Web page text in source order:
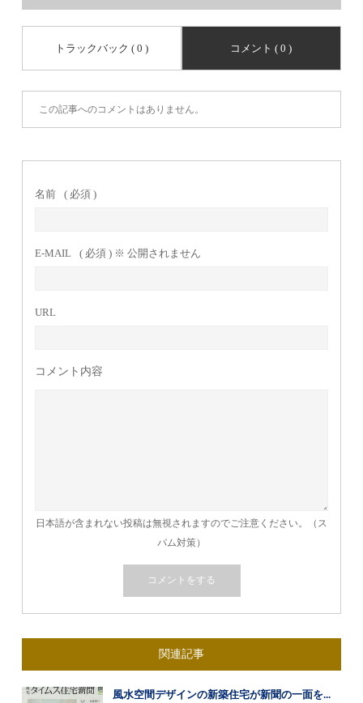
トラックバック ( 0 ) コメント ( 0 )
この記事へのコメントはありません。
名前 ( 必須 )
E-MAIL ( 必須 ) ※ 公開されません
URL
コメント内容
日本語が含まれない投稿は無視されますのでご注意ください。（ス
パム対策）
関連記事
風水空間デザインの新築住宅が新聞の一面を...